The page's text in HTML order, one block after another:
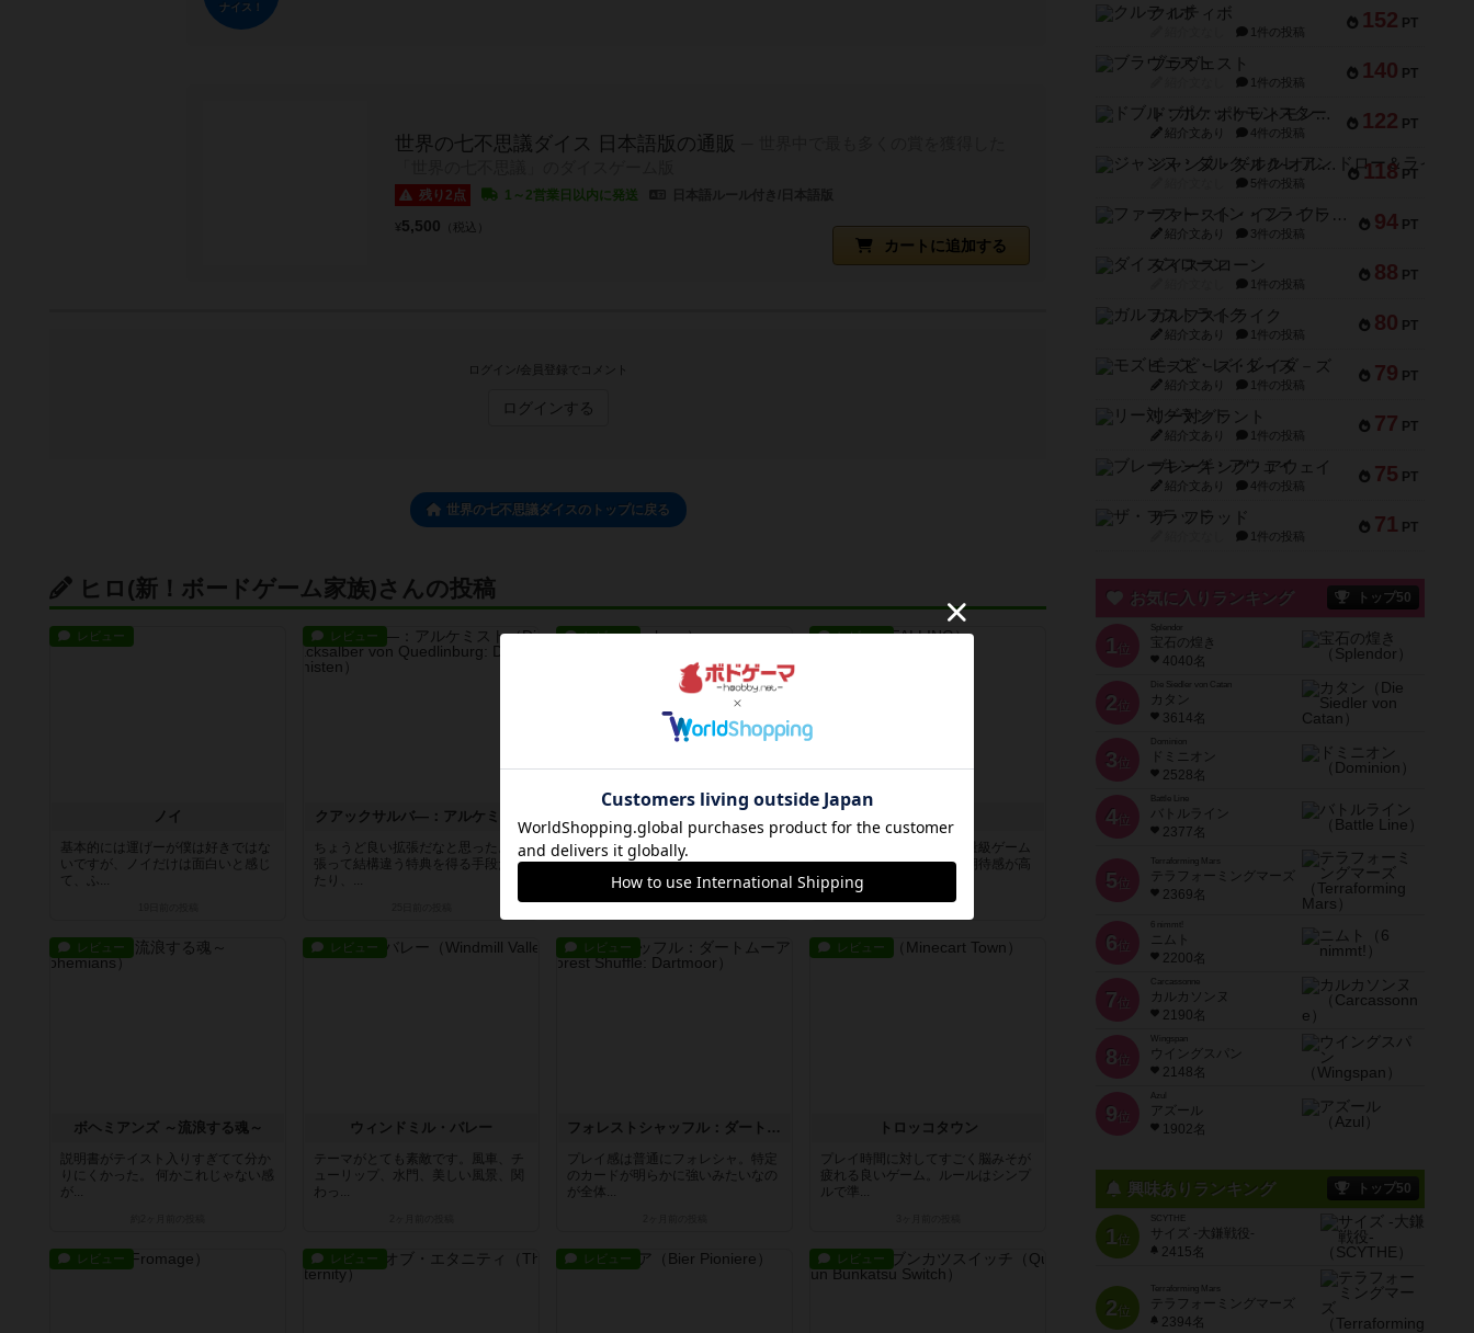
ナイス！
世界の七不思議ダイス 日本語版の通販
残り2点 1～2営業日以内に発送
カートに追加する
¥5,500 （税込）
ログイン/会員登録でコメント
ログインする
世界の七不思議ダイスのトップに戻る
ヒロ(新！ボードゲーム家族)さんの投稿
レビュー
ノイ
基本的には運げーが僕は好きではな
いですが、ノイだけは面白いと感じ
て、ふ...
レビュー
クアックサルバ―：アルケミスト
ちょうど良い拡張だなと思った。拡
張って結構違う特典を得る手段だっ
たり、...
レビュー
まず箱絵が面白そうな雰囲気をまと
っていて、遊びたい欲を刺激され
る。ルー...
レビュー
日本人のデザイナーで重量級ゲーム
ということで久しぶりに期待感が高
かった...
レビュー
ボヘミアンズ ～流浪する魂～
説明書がテイスト入りすぎてて分か
りにくかった。 何かこれじゃない感
が...
レビュー
ウィンドミル・バレー
テーマがとても素敵です。風車、チ
ューリップ、水門、美しい風景、関
わっ...
レビュー
フォレストシャッフル：ダートムーア
プレイ感は普通にフォレシャ。特定
のカードが明らかに強いみたいなの
が全体...
レビュー
トロッコタウン
プレイ時間に対してすごく脳みそが
疲れる良いゲーム。ルールはシンプ
ルで準...
レビュー レビュー レビュー レビュー
152 PT
クルティボ
1件の投稿
140 PT
ブラヴェスト
1件の投稿
122 PT
ドブル：ポケットモンスター
紹介文あり 4件の投稿
118 PT
ジャンヌ・ダルク-オルレアン ドロー＆ライト
5件の投稿
94 PT
ファースト・イン・フライト
紹介文あり 3件の投稿
88 PT
ダイススローン
1件の投稿
80 PT
ガルフストライク
紹介文あり 1件の投稿
79 PT
モズビ－ズ・レイダ－ズ
紹介文あり 1件の投稿
77 PT
リー対グラント
紹介文あり 1件の投稿
75 PT
ブレーキング・アウェイ
紹介文あり 4件の投稿
71 PT
ザ・フラッド
1件の投稿
お気に入りランキング トップ50
1 位
宝石の煌き
4040名
2 位
Die Siedler von Catan
カタン
3614名
3 位
ドミニオン
2528名
4位
Battle Line
バトルライン
2377名
5 位
Terraforming Mars
テラフォーミングマーズ
2369名
6 位
ニムト
2200名
7 位
Carcassonne
カルカソンヌ
2190名
8 位
Wingspan
ウイングスパン
2148名
9 位
Azul
アズール
1902名
興味ありランキング トップ50
1位
SCYTHE
サイズ -大鎌戦役-
2415名
2位
Terraforming Mars
テラフォーミングマーズ
2394名